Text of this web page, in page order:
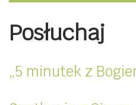
Posłuchaj
„5 minutek z